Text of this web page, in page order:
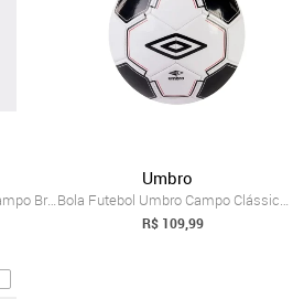
Bola Umbro Cerâmica 2.0 Campo Branca
Umbro
Bola Futebol Umbro Campo Clássico 27295u...
R$ 109,99